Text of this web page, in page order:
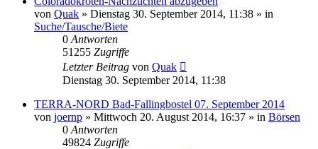
von Quak » Dienstag 30. September 2014, 11:38 » in
Suche/Tausche/Biete
0 Antworten
51255 Zugriffe
Letzter Beitrag von Quak
Dienstag 30. September 2014, 11:38
TERRA-NORD Bad-Fallingbostel 07. September 2014
von joernp » Mittwoch 20. August 2014, 16:37 » in Börsen
0 Antworten
49824 Zugriffe